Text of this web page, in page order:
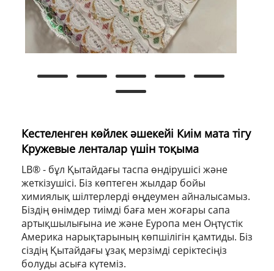
Кестеленген көйлек әшекейі Киім мата тігу
Кружевые ленталар үшін тоқыма
LB® - бұл Қытайдағы таспа өндірушісі және
жеткізушісі. Біз көптеген жылдар бойы
химиялық шілтерлерді өңдеумен айналысамыз.
Біздің өнімдер тиімді баға мен жоғары сапа
артықшылығына ие және Еуропа мен Оңтүстік
Америка нарықтарының көпшілігін қамтиды. Біз
сіздің Қытайдағы ұзақ мерзімді серіктесіңіз
болуды асыға күтеміз.